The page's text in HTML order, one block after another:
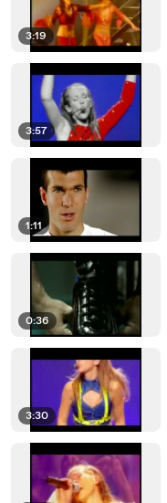
3:19
3:57
1:11
0:36
3:30